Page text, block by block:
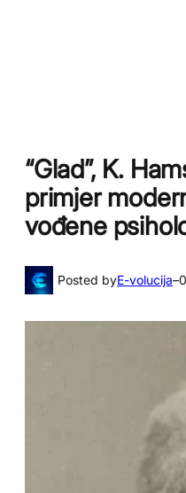
“Glad”, K.
primjer
vođene
Posted byE-volucija–